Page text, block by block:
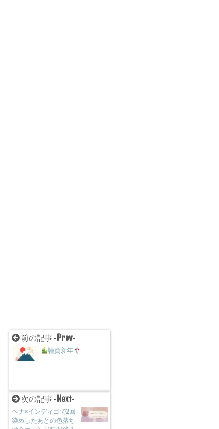
前の記事 - Prev-
謹賀新年
次の記事 - Next-
ヘナ×インディゴで2回
染めしたあとの色落ち